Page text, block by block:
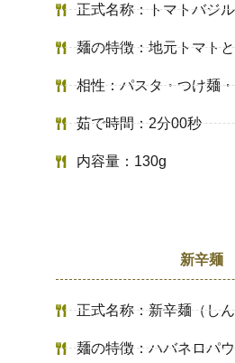
正式名称：トマトバジ
麺の特徴：地元トマト
相性：パスタ・つけ麺
茹で時間：2分00秒
内容量：130g
新辛麺
正式名称：新辛麺（し
麺の特徴：ハバネロパ